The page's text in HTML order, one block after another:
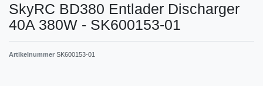
SkyRC BD380 Entlader Discharger
40A 380W - SK600153-01
Artikelnummer SK600153-01